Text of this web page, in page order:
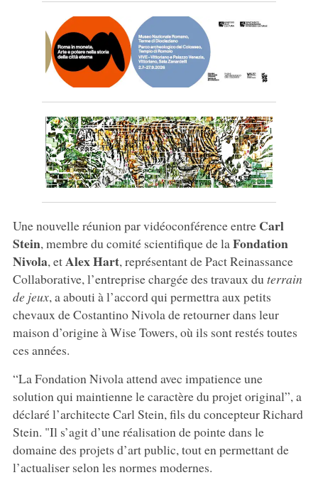
Une nouvelle réunion par vidéoconférence entreCarl
Stein, membre du comité scientifique de laFondation
Nivola, etAlex Hart, représentant de Pact Reinassance
Collaborative, l’entreprise chargée des travaux du terrain
de jeux, a abouti à l’accord qui permettra aux petits
chevaux de Costantino Nivola de retourner dans leur
maison d’origine à Wise Towers, où ils sont restés toutes
ces années.
“La Fondation Nivola attend avec impatience une
solution qui maintienne le caractère du projet original”, a
déclaré l’architecte Carl Stein, fils du concepteur Richard
Stein. "Il s’agit d’une réalisation de pointe dans le
domaine des projets d’art public, tout en permettant de
l’actualiser selon les normes modernes.